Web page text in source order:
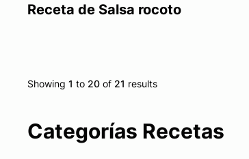
Receta de Salsa rocoto
Showing 1 to 20 of 21 results
Categorías Recetas